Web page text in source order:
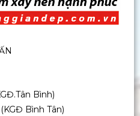
Bình)
(KGĐ Bình Tân)